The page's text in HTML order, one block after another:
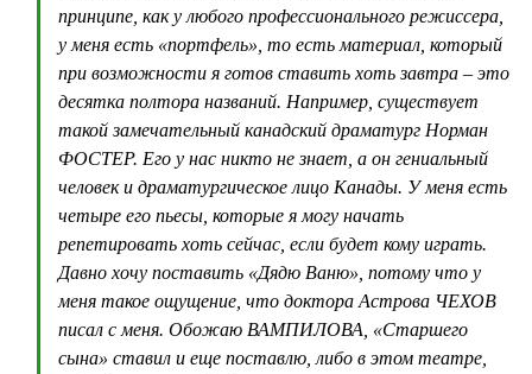
принципе, как у любого профессионального режиссера,
у меня есть «портфель», то есть материал, который
при возможности я готов ставить хоть завтра – это
десятка полтора названий. Например, существует
такой замечательный канадский драматург Норман
ФОСТЕР. Его у нас никто не знает, а он гениальный
человек и драматургическое лицо Канады. У меня есть
четыре его пьесы, которые я могу начать
репетировать хоть сейчас, если будет кому играть.
Давно хочу поставить «Дядю Ваню», потому что у
меня такое ощущение, что доктора Астрова ЧЕХОВ
писал с меня. Обожаю ВАМПИЛОВА, «Старшего
сына» ставил и еще поставлю, либо в этом театре,